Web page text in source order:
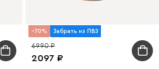
70 Забрать из ПВЗ
2097
6990